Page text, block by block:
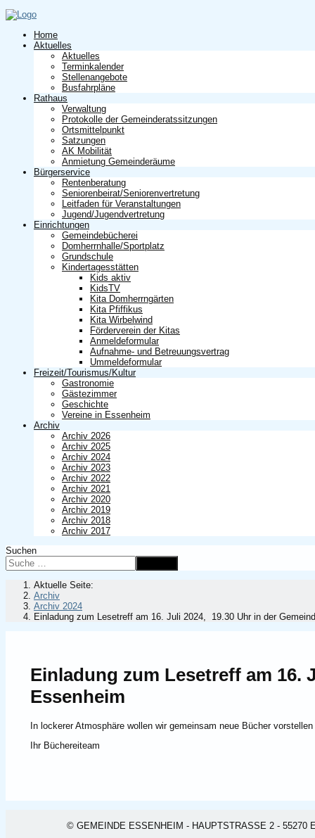
Home
Aktuelles
Aktuelles
Terminkalender
Stellenangebote
Busfahrpläne
Rathaus
Verwaltung
Protokolle der Gemeinderatssitzungen
Ortsmittelpunkt
Satzungen
AK Mobilität
Anmietung Gemeinderäume
Bürgerservice
Rentenberatung
Seniorenbeirat/Seniorenvertretung
Leitfaden für Veranstaltungen
Jugend/Jugendvertretung
Einrichtungen
Gemeindebücherei
Domherrnhalle/Sportplatz
Grundschule
Kindertagesstätten
Kids aktiv
KidsTV
Kita Domherrngärten
Kita Pfiffikus
Kita Wirbelwind
Förderverein der Kitas
Anmeldeformular
Aufnahme- und Betreuungsvertrag
Ummeldeformular
Freizeit/Tourismus/Kultur
Gastronomie
Gästezimmer
Geschichte
Vereine in Essenheim
Archiv
Archiv 2026
Archiv 2025
Archiv 2024
Archiv 2023
Archiv 2022
Archiv 2021
Archiv 2020
Archiv 2019
Archiv 2018
Archiv 2017
Suchen
Aktuelle Seite:
Archiv
Archiv 2024
Einladung zum Lesetreff am 16. Juli 2024, 19.30 Uhr in der
Einladung zum Lesetreff am 16.
Essenheim
In lockerer Atmosphäre wollen wir gemeinsam neue Bücher
Ihr Büchereiteam
© GEMEINDE ESSENHEIM - HAUPTSTRASSE 2 - 55270